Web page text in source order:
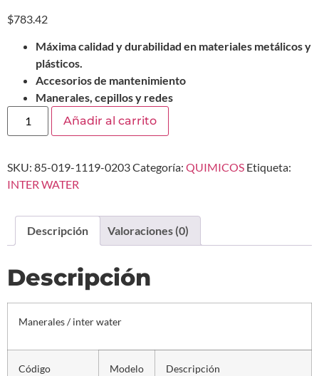
$783.42
Máxima calidad y durabilidad en materiales metálicos y
plásticos.
Accesorios de mantenimiento
Manerales, cepillos y redes
Añadir al carrito
SKU: 85-019-1119-0203Categoría: QUIMICOS Etiqueta:
INTER WATER
Descripción Valoraciones (0)
Descripción
Manerales / inter water
Código Modelo Descripción